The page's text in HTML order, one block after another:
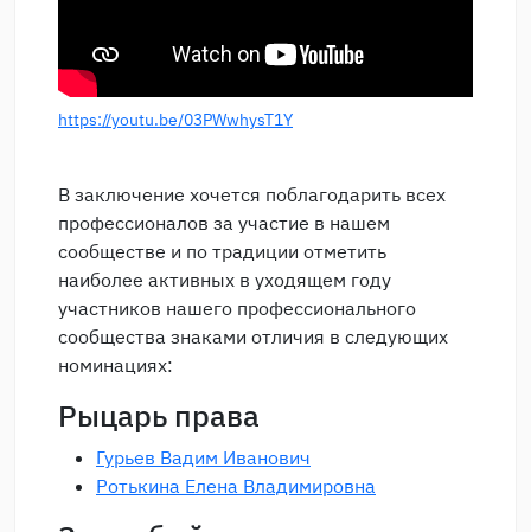
https://youtu.be/03PWwhysT1Y
В заключение хочется поблагодарить всех
профессионалов за участие в нашем
сообществе и по традиции отметить
наиболее активных в уходящем году
участников нашего профессионального
сообщества знаками отличия в следующих
номинациях:
Рыцарь права
Гурьев Вадим Иванович
Ротькина Елена Владимировна